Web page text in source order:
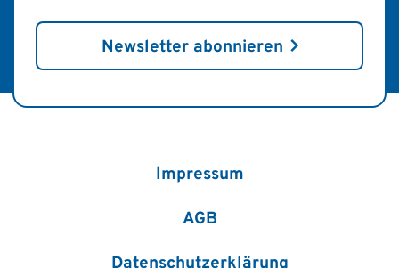
Newsletter abonnieren
Impressum
AGB
Datenschutzerklärung